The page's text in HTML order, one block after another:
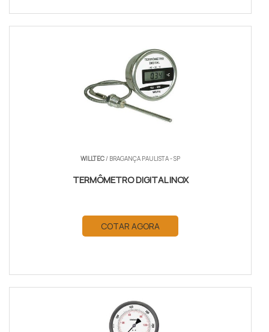
WILLTEC/ BRAGANÇA PAULISTA - SP
TERMÔMETRO DIGITAL INOX
COTAR AGORA